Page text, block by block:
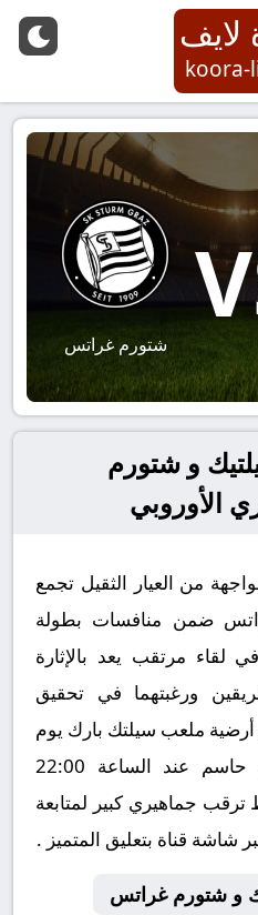
لايف
koora-
شتورم غراتس
و شتورم
الأوروبي
من العيار الثقيل تجمع
ضمن منافسات بطولة
لقاء مرتقب يعد بالإثارة
ورغبتهما في تحقيق
أرضية ملعب سيلتك بارك يوم
2025-10-23، في توقيت حاسم عند الساعة 22:00
جماهيري كبير لمتابعة
شاشة قناة بتعليق المتميز .
و شتورم غراتس